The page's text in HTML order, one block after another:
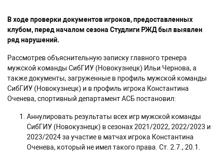
В ходе проверки документов игроков, предоставленных
клубом, перед началом сезона Студлиги РЖД был выявлен
ряд нарушений.
Рассмотрев объяснительную записку главного тренера
мужской команды СибГИУ (Новокузнецк) Ильи Чернова, а
также документы, загруженные в профиль мужской команды
СибГИУ (Новокузнецк) и в профиль игрока Константина
Оченева, спортивный департамент АСБ постановил:
Аннулировать результаты всех игр мужской команды
СибГИУ (Новокузнецк) в сезонах 2021/2022, 2022/2023 и
2023/2024 за участие в матчах игрока Константина
Оченева, который не имел такого права. Ст. 2.7., 20.1.